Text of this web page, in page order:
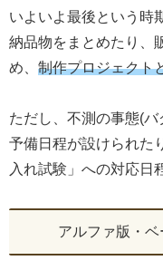
いよいよ最後という時
納品物をまとめたり、
め、 制作プロジェクト
ただし、不測の事態(
予備日程が設けられた
入れ試験」への対応日
アルファ版・